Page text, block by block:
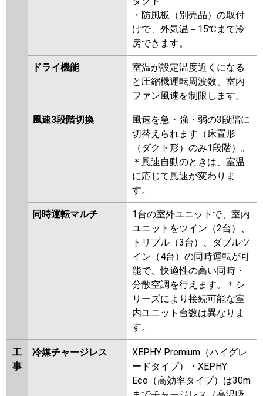
・防風板（別売品）の取付
けで、外気温－15℃まで冷
房できます。
ドライ機能
室温が設定温度近くになる
と圧縮機運転周波数、室内
ファン風速を制限します。
風速3段階切換
風速を急・強・弱の3段階に
切替えられます（床置形
（ダクト形）のみ1段階）。
＊風速自動のときは、室温
に応じて風速が変わりま
す。
同時運転マルチ
1台の室外ユニットで、室内
ユニットをツイン（2台）、
トリプル（3台）、ダブルツ
イン（4台）の同時運転が可
能で、快適性の高い同時・
分散空調を行えます。＊シ
リーズにより接続可能な室
内ユニット台数は異なりま
す。
工
事
冷媒チャージレス
XEPHY Premium（ハイグレ
ードタイプ）・XEPHY
Eco（高効率タイプ）は30m